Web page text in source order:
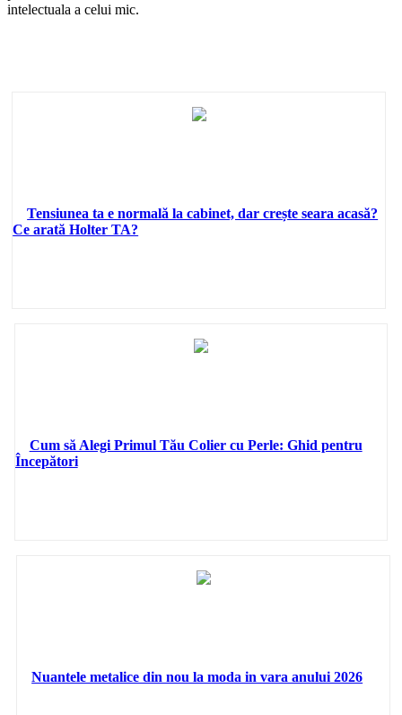
intelectuala a celui mic.
Tensiunea ta e normală la cabinet, dar crește seara acasă?
Ce arată Holter TA?
Cum să Alegi Primul Tău Colier cu Perle: Ghid pentru
Începători
Nuantele metalice din nou la moda in vara anului 2026